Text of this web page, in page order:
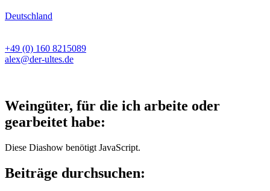
Deutschland
+49 (0) 160 8215089
alex@der-ultes.de
Weingüter, für die ich arbeite oder
gearbeitet habe:
Diese Diashow benötigt JavaScript.
Beiträge durchsuchen: